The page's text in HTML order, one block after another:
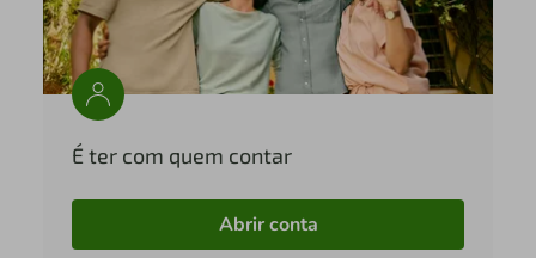
É ter com quem contar
Abrir conta